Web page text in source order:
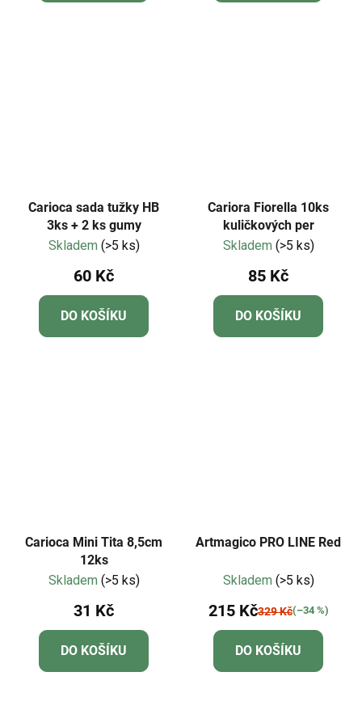
Carioca sada tužky HB
3ks + 2 ks gumy
Skladem (>5 ks)
60 Kč
DO KOŠÍKU
Cariora Fiorella 10ks
kuličkových per
Skladem (>5 ks)
85 Kč
DO KOŠÍKU
Carioca Mini Tita 8,5cm
12ks
Skladem (>5 ks)
31 Kč
DO KOŠÍKU
Artmagico PRO LINE Red
Skladem (>5 ks)
215 Kč329 Kč(–34 %)
DO KOŠÍKU